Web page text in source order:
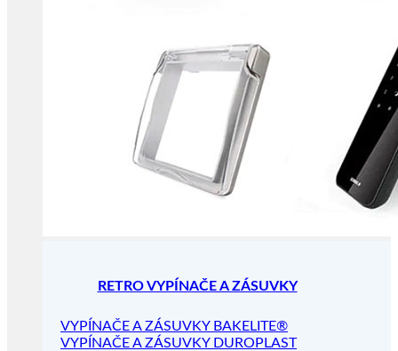
RETRO VYPÍNAČE A ZÁSUVKY
VYPÍNAČE A ZÁSUVKY BAKELITE®
VYPÍNAČE A ZÁSUVKY DUROPLAST